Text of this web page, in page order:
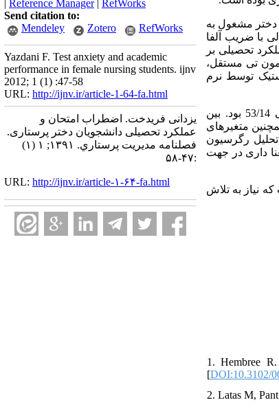
نفر از دانشجویان پرستاری دختر مشغول به
انجام شد. ابزارها شامل مقیاس اندازه‌‌گیری اضطراب امتحان ساراسون 37 سؤالی با ضریب آلفا
عملکرد تحصیلی بر
تی مستقل،
توسط نرم
یافته‌ها: در این پژوهش، میانگین نمره اضطراب امتحان دانشجویان دختر پرستاری 16/18 و میانگین معدل تحصیلی 53/14 بود. بین
متغیرهای
رگرسیون
داری در جهت
نیاز به تلاش
1. Hembree
[DOI:10.3102/
2. Latas M,
| Reference Manager| RefWorks
Send citation to:
Mendeley
Zotero RefWorks
Yazdani F. Test anxiety and academic
performance in female nursing students. ijnv
2012; 1 (1) :47-58
URL: http://ijnv.ir/article-1-64-fa.html
یزدانی فریدخت. اضطراب امتحان و
عملکرد تحصیلی دانشجویان دختر پرستاری.
فصلنامه مديريت پرستاري. ۱۳۹۱; ۱ (۱)
:۴۷-۵۸
URL: http://ijnv.ir/article-۱-۶۴-fa.html